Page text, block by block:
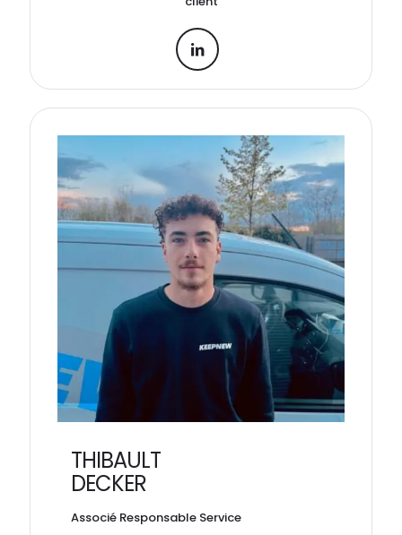
THIBAULT
DECKER
Associé Responsable Service